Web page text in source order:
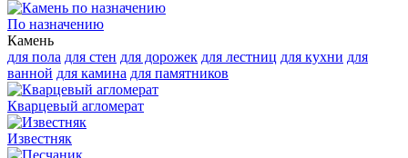
По назначению
Камень
для пола для стен для дорожек для лестниц для кухни для
ванной для камина для памятников
Кварцевый агломерат
Известняк